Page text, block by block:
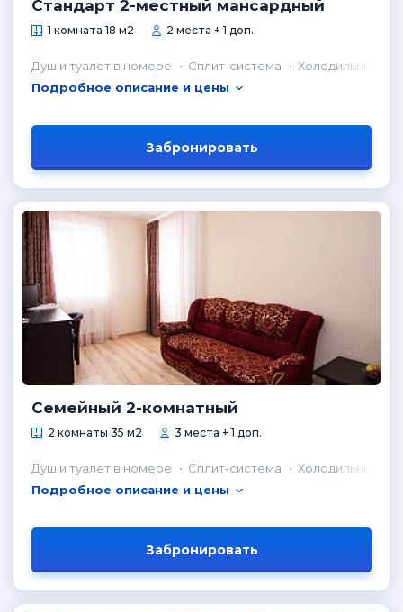
Стандарт 2-местный мансардный
1 комната 18 м2 2 места + 1 доп.
Душ и туалет в номере Сплит-система
Холодильник в
Подробное описание и цены
Забронировать
Семейный 2-комнатный
2 комнаты 35 м2 3 места + 1 доп.
Душ и туалет в номере Сплит-система
Холодильник в
Подробное описание и цены
Забронировать